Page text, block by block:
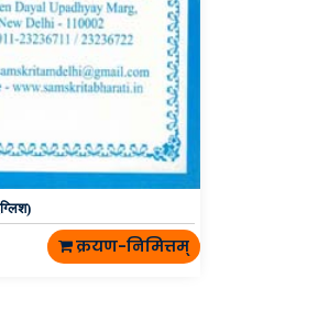
क्रयण-निमित्तम्